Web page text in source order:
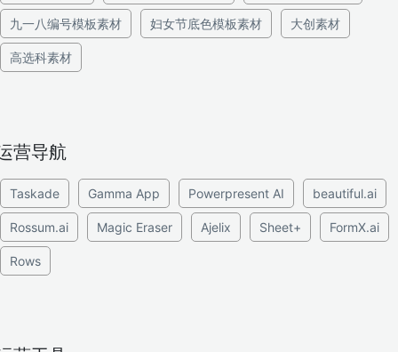
九一八编号模板素材 妇女节底色模板素材 大创素材
高选科素材
营导航
Taskade Gamma App Powerpresent AI beautiful.ai
Rossum.ai Magic Eraser Ajelix Sheet+ FormX.ai
Rows